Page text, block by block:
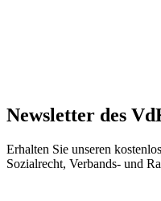
Newsletter des
Erhalten Sie unseren
Sozialrecht, Verbands- und